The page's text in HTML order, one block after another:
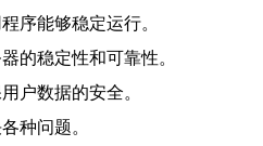
序能够稳定运行。
的稳定性和可靠性。
户数据的安全。
种问题。